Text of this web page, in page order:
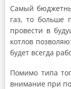
Самый
газ, то больше
провести в
котлов
будет всегда
Помимо типа
внимание при